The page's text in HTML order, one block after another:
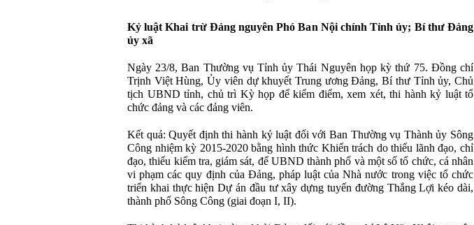
Kỷ luật Khai trừ Đảng nguyên Phó Ban Nội chính Tỉnh ủy; Bí thư Đảng
ủy xã
Ngày 23/8, Ban Thường vụ Tỉnh ủy Thái Nguyên họp kỳ thứ 75. Đồng chí
Trịnh Việt Hùng, Ủy viên dự khuyết Trung ương Đảng, Bí thư Tỉnh ủy, Chủ
tịch UBND tỉnh, chủ trì Kỳ họp để kiểm điểm, xem xét, thi hành kỷ luật tổ
chức đảng và các đảng viên.
Kết quả: Quyết định thi hành kỷ luật đối với Ban Thường vụ Thành ủy Sông
Công nhiệm kỳ 2015-2020 bằng hình thức Khiển trách do thiếu lãnh đạo, chỉ
đạo, thiếu kiểm tra, giám sát, để UBND thành phố và một số tổ chức, cá nhân
vi phạm các quy định của Đảng, pháp luật của Nhà nước trong việc tổ chức
triển khai thực hiện Dự án đầu tư xây dựng tuyến đường Thắng Lợi kéo dài,
thành phố Sông Công (giai đoạn I, II).